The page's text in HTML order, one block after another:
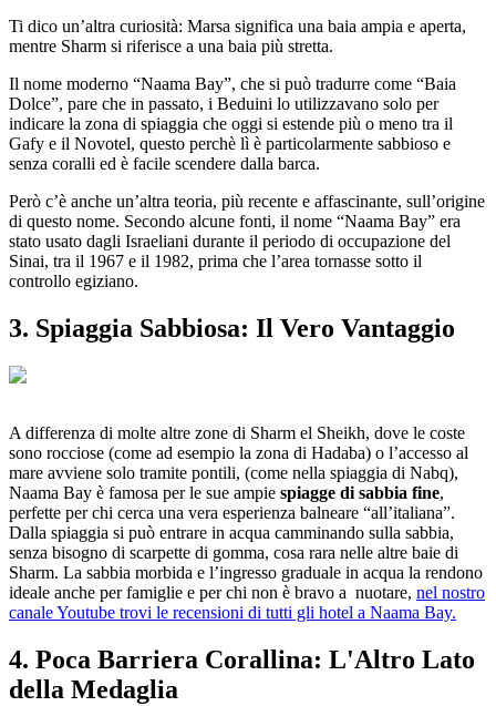
Ti dico un’altra curiosità: Marsa significa una baia ampia e aperta,
mentre Sharm si riferisce a una baia più stretta.
Il nome moderno “Naama Bay”, che si può tradurre come “Baia
Dolce”, pare che in passato, i Beduini lo utilizzavano solo per
indicare la zona di spiaggia che oggi si estende più o meno tra il
Gafy e il Novotel, questo perchè lì è particolarmente sabbioso e
senza coralli ed è facile scendere dalla barca.
Però c’è anche un’altra teoria, più recente e affascinante, sull’origine
di questo nome. Secondo alcune fonti, il nome “Naama Bay” era
stato usato dagli Israeliani durante il periodo di occupazione del
Sinai, tra il 1967 e il 1982, prima che l’area tornasse sotto il
controllo egiziano.
3. Spiaggia Sabbiosa: Il Vero Vantaggio
A differenza di molte altre zone di Sharm el Sheikh, dove le coste
sono rocciose (come ad esempio la zona di Hadaba) o l’accesso al
mare avviene solo tramite pontili, (come nella spiaggia di Nabq),
Naama Bay è famosa per le sue ampie spiagge di sabbia fine,
perfette per chi cerca una vera esperienza balneare “all’italiana”.
Dalla spiaggia si può entrare in acqua camminando sulla sabbia,
senza bisogno di scarpette di gomma, cosa rara nelle altre baie di
Sharm. La sabbia morbida e l’ingresso graduale in acqua la rendono
ideale anche per famiglie e per chi non è bravo a nuotare, nel nostro
canale Youtube trovi le recensioni di tutti gli hotel a Naama Bay.
4. Poca Barriera Corallina: L'Altro Lato
della Medaglia